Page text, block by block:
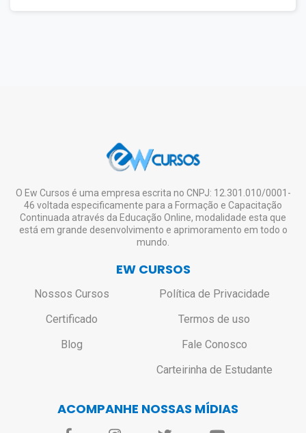
O Ew Cursos é uma empresa escrita no CNPJ: 12.301.010/0001-
46 voltada especificamente para a Formação e Capacitação
Continuada através da Educação Online, modalidade esta que
está em grande desenvolvimento e aprimoramento em todo o
mundo.
EW CURSOS
Nossos Cursos
Certificado
Blog
Política de Privacidade
Termos de uso
Fale Conosco
Carteirinha de Estudante
ACOMPANHE NOSSAS MÍDIAS